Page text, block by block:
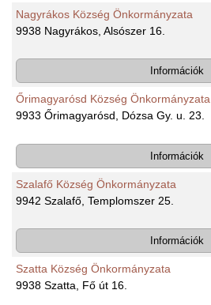
Nagyrákos Község Önkormányzata
9938 Nagyrákos, Alsószer 16.
Információk
Őrimagyarósd Község Önkormányzata
9933 Őrimagyarósd, Dózsa Gy. u. 23.
Információk
Szalafő Község Önkormányzata
9942 Szalafő, Templomszer 25.
Információk
Szatta Község Önkormányzata
9938 Szatta, Fő út 16.